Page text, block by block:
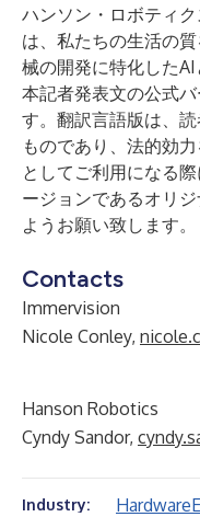
ハンソン・ロボティク
は、私たちの生活の
械の開発に特化したAI
本記者発表文の公式
す。翻訳言語版は、
ものであり、法的効
としてご利用になる
ージョンであるオリ
ようお願い致します。
Contacts
Immervision
Nicole Conley,
Hanson Robotics
Cyndy Sandor,
Industry: Hardware